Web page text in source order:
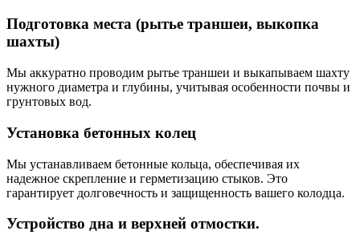
Подготовка места (рытье траншеи, выкопка
шахты)
Мы аккуратно проводим рытье траншеи и выкапываем шахту
нужного диаметра и глубины, учитывая особенности почвы и
грунтовых вод.
Установка бетонных колец
Мы устанавливаем бетонные кольца, обеспечивая их
надежное скрепление и герметизацию стыков. Это
гарантирует долговечность и защищенность вашего колодца.
Устройство дна и верхней отмостки.